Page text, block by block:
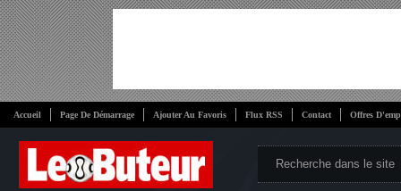
Accueil Page De Démarrage Ajouter Au Favoris Flux RSS Contact Offres